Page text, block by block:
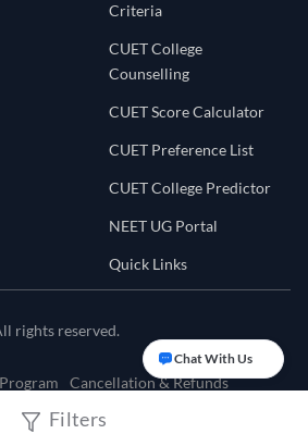
Filters
Criteria
CUET College
Counselling
CUET Score Calculator
CUET Preference List
CUET College Predictor
NEET UG Portal
Quick Links
rights reserved.
Cancellation & Refunds
Policy
Chat With Us